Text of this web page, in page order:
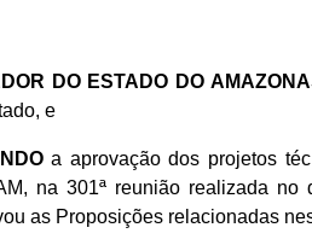
DO ESTADO DO
e
a aprovação dos projetos
na 301ª reunião realizada
as Proposições relacionadas